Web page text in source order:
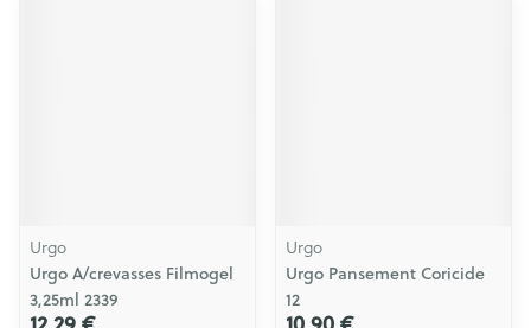
Urgo
Urgo A/crevasses Filmogel
3,25ml 2339
Urgo
Urgo Pansement Coricide
12